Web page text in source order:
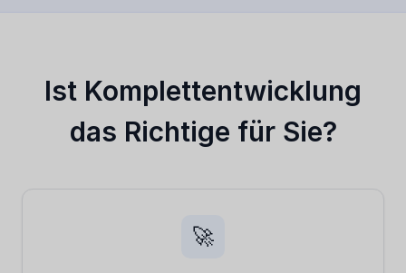
Ist Komplettentwicklung
das Richtige für Sie?
🚀